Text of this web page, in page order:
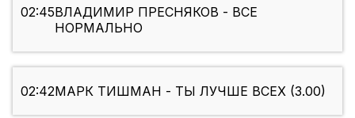
02:45ВЛАДИМИР ПРЕСНЯКОВ - ВСЕ
НОРМАЛЬНО
02:42МАРК ТИШМАН - ТЫ ЛУЧШЕ ВСЕХ (3.00)